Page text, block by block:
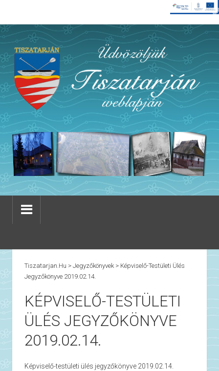
Tiszatarjan.hu > Jegyzőkönyvek> Képviselő-Testületi Ülés
Jegyzőkönyve 2019.02.14.
KÉPVISELŐ-TESTÜLETI
ÜLÉS JEGYZŐKÖNYVE
2019.02.14.
Képviselő-testületi ülés jegyzőkönyve 2019.02.14.